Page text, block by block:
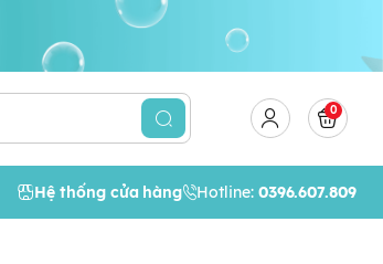
0
Hệ thống cửa hàng Hotline: 0396.607.809